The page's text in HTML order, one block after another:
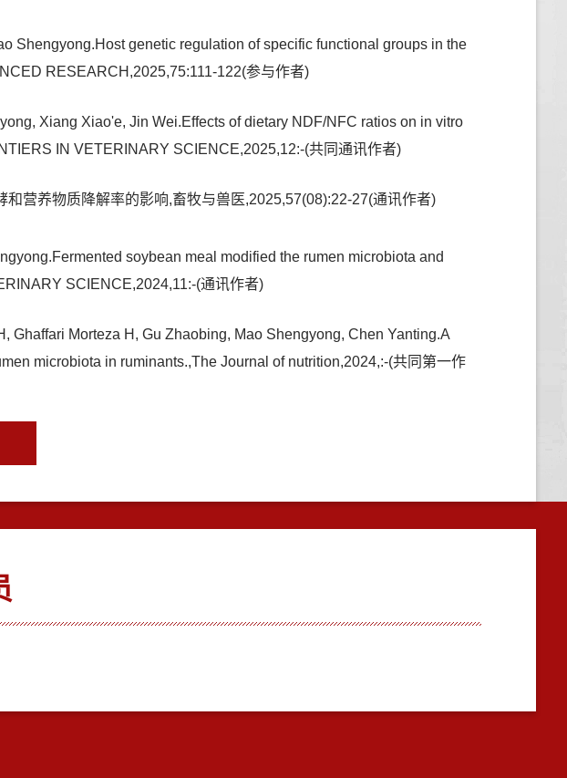
Shengyong.Host genetic regulation of specific functional groups in the
RESEARCH,2025,75:111-122(参与作者)
Xiang Xiao'e, Jin Wei.Effects of dietary NDF/NFC ratios on in vitro
IN VETERINARY SCIENCE,2025,12:-(共同通讯作者)
营养物质降解率的影响,畜牧与兽医,2025,57(08):22-27(通讯作者)
soybean meal modified the rumen microbiota and
SCIENCE,2024,11:-(通讯作者)
Ghaffari Morteza H, Gu Zhaobing, Mao Shengyong, Chen Yanting.A
microbiota in ruminants.,The Journal of nutrition,2024,:-(共同第一作